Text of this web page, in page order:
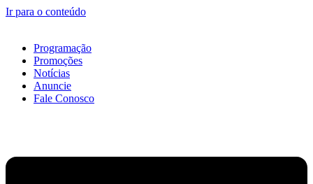
Ir para o conteúdo
Programação
Promoções
Notícias
Anuncie
Fale Conosco